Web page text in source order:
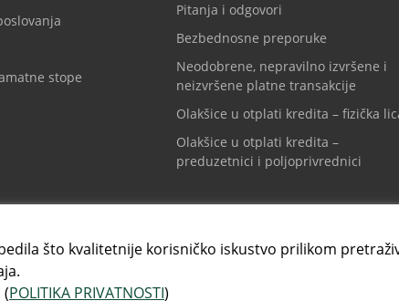
što kvalitetnije korisničko iskustvo prilikom
POLITIKA PRIVATNOSTI)
stope
Pitanja i odgovori
Bezbednosne preporuke
Neodobrene, nepravilno izvršene i
neizvršene platne transakcije
Olakšice u otplati kredita – fizička
Olakšice u otplati kredita –
preduzetnici i poljoprivrednici
+381 11 3010160